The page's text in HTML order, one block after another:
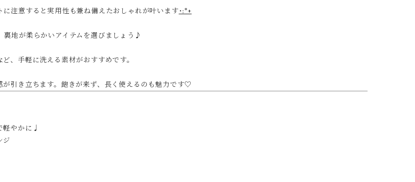
注意すると実用性も兼ね備えたおしゃれが叶います･:*+
地が柔らかいアイテムを選びましょう♪
、手軽に洗える素材がおすすめです。
引き立ちます。飽きが来ず、長く使えるのも魅力です♡
軽やかに♩
ジ